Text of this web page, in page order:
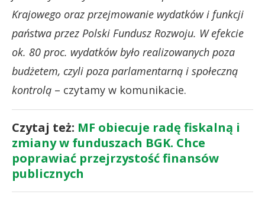
Krajowego oraz przejmowanie wydatków i funkcji
państwa przez Polski Fundusz Rozwoju. W efekcie
ok. 80 proc. wydatków było realizowanych poza
budżetem, czyli poza parlamentarną i społeczną
kontrolą – czytamy w komunikacie.
Czytaj też: MF obiecuje radę fiskalną i
zmiany w funduszach BGK. Chce
poprawiać przejrzystość finansów
publicznych